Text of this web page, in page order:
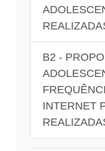
B2 -
INTERNET